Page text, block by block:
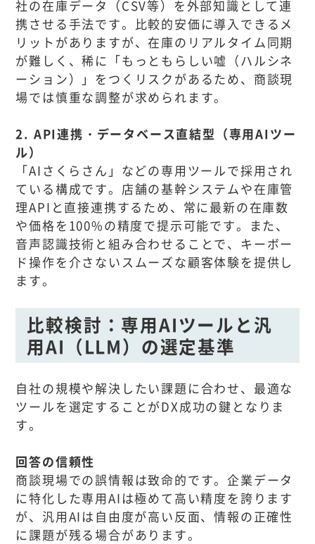
社の在庫データ（CSV等）を外部知識として連
携させる手法です。比較的安価に導入できるメ
リットがありますが、在庫のリアルタイム同期
が難しく、稀に「もっともらしい嘘（ハルシネ
ーション）」をつくリスクがあるため、商談現
場では慎重な調整が求められます。
2. API連携・データベース直結型（専用AIツー
ル）
「AIさくらさん」などの専用ツールで採用され
ている構成です。店舗の基幹システムや在庫管
理APIと直接連携するため、常に最新の在庫数
や価格を100%の精度で提示可能です。また、
音声認識技術と組み合わせることで、キーボー
ド操作を介さないスムーズな顧客体験を提供し
ます。
比較検討：専用AIツールと汎
用AI（LLM）の選定基準
自社の規模や解決したい課題に合わせ、最適な
ツールを選定することがDX成功の鍵となりま
す。
回答の信頼性
商談現場での誤情報は致命的です。企業データ
に特化した専用AIは極めて高い精度を誇ります
が、汎用AIは自由度が高い反面、情報の正確性
に課題が残る場合があります。